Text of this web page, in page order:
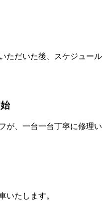
ただいた後、スケジュール
が、一台一台丁寧に修理い
いたします。